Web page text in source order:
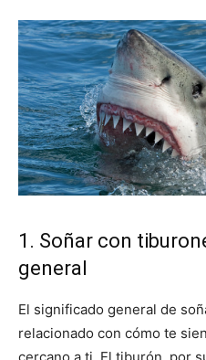
1. Soñar con
general
El significado general de
relacionado con cómo te